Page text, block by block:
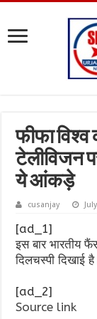
फीफा
टेलीविजन
ये आंकड़े
cusanjay
[ad_1]
इस बार भारतीय
दिलचस्पी दिखाई
[ad_2]
Source link